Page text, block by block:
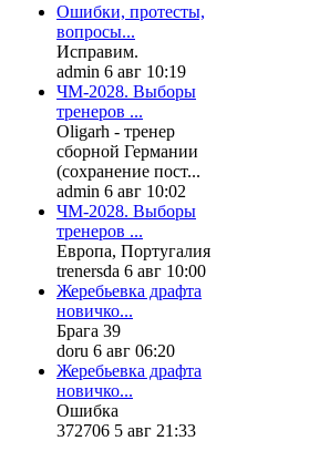
Ошибки, протесты,
вопросы...
Исправим.
admin 6 авг 10:19
ЧМ-2028. Выборы
тренеров ...
Oligarh - тренер
сборной Германии
(сохранение пост...
admin 6 авг 10:02
ЧМ-2028. Выборы
тренеров ...
Европа, Португалия
trenersda 6 авг 10:00
Жеребьевка драфта
новичко...
Брага 39
doru 6 авг 06:20
Жеребьевка драфта
новичко...
Ошибка
372706 5 авг 21:33